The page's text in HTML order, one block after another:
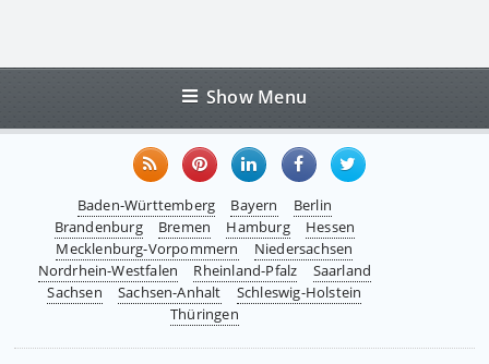
Show Menu
Baden-Württemberg Bayern
Berlin
Brandenburg
Bremen Hamburg
Hessen
Mecklenburg-Vorpommern
Niedersachsen
Nordrhein-Westfalen
Rheinland-Pfalz
Saarland
Sachsen
Sachsen-Anhalt
Schleswig-Holstein
Thüringen